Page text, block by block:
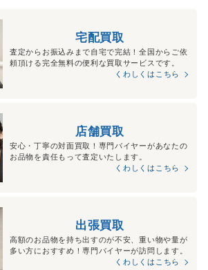
宅配買取
査定からお振込みまで自宅で完結！全国からご依
頼頂ける完全無料の便利な買取サービスです。
くわしくはこちら
店舗買取
安心・丁寧の対面買取！専門バイヤーがあなたの
お品物を責任もって査定いたします。
くわしくはこちら
出張買取
高額のお品物を持ち出すのが不安、重い物や量が
多い方におすすめ！専門バイヤーが訪問します。
くわしくはこちら